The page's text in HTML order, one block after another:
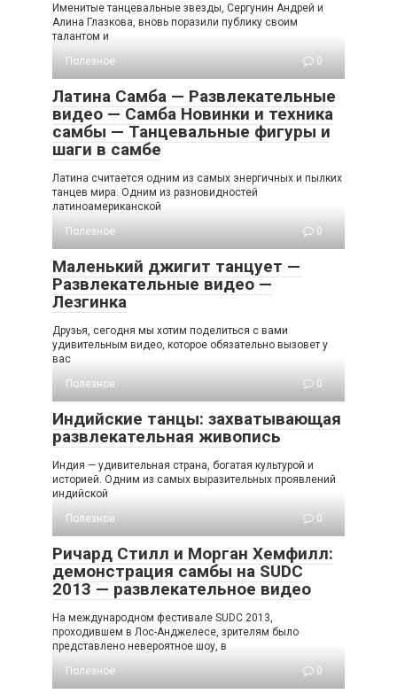
Именитые танцевальные звезды, Сергунин Андрей и
Алина Глазкова, вновь поразили публику своим
талантом и
Полезное
0
Латина Самба — Развлекательные
видео — Самба Новинки и техника
самбы — Танцевальные фигуры и
шаги в самбе
Латина считается одним из самых энергичных и пылких
танцев мира. Одним из разновидностей
латиноамериканской
Полезное
0
Маленький джигит танцует —
Развлекательные видео —
Лезгинка
Друзья, сегодня мы хотим поделиться с вами
удивительным видео, которое обязательно вызовет у
вас
Полезное
0
Индийские танцы: захватывающая
развлекательная живопись
Индия — удивительная страна, богатая культурой и
историей. Одним из самых выразительных проявлений
индийской
Полезное
0
Ричард Стилл и Морган Хемфилл:
демонстрация самбы на SUDC
2013 — развлекательное видео
На международном фестивале SUDC 2013,
проходившем в Лос-Анджелесе, зрителям было
представлено невероятное шоу, в
Полезное
0